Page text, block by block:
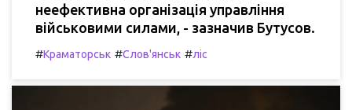
неефективна організація управління
військовими силами, - зазначив Бутусов.
#Краматорськ #Слов'янськ #ліс